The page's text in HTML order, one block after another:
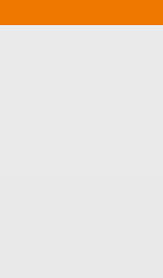
Filosofie en economie